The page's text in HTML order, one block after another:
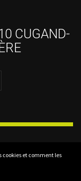
CUGAND-
web :Infomaniak
cookies et comment les